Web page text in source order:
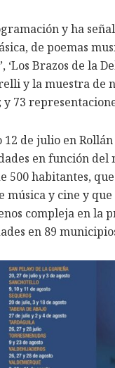
y ha
de poemas
Brazos de la
y la muestra
y 73
12 de julio en
en función del
500 habitantes,
y cine y
compleja en la
en 89